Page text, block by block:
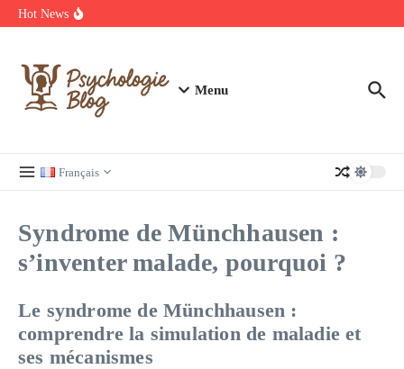
Aller au contenu
Hot News
manquer
Menu
Français
Syndrome de Münchhausen :
s’inventer malade, pourquoi ?
Le syndrome de Münchhausen :
comprendre la simulation de maladie et
ses mécanismes